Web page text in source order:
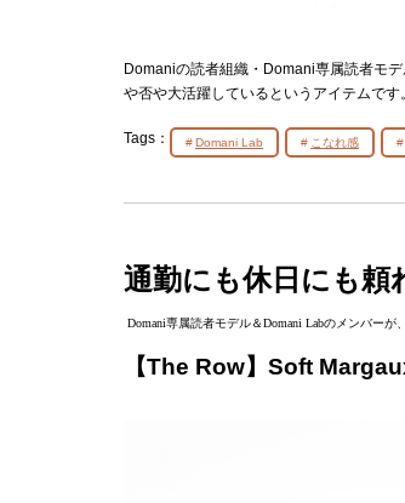
Domaniの読者組織・Domani専属読者モ
や否や大活躍しているというアイテムです。
Tags： Domani Lab こなれ感
通勤にも休日にも頼
Domani専属読者モデル＆Domani Labのメンバー
【The Row】Soft